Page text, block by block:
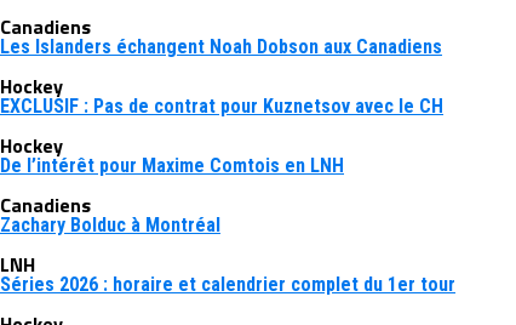
Canadiens
Les Islanders échangent Noah Dobson aux Canadiens
Hockey
EXCLUSIF : Pas de contrat pour Kuznetsov avec le CH
Hockey
De l’intérêt pour Maxime Comtois en LNH
Canadiens
Zachary Bolduc à Montréal
LNH
Séries 2026 : horaire et calendrier complet du 1er tour